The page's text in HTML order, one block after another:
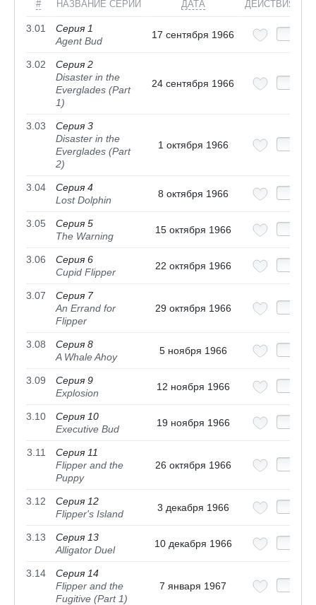
# НАЗВАНИЕ СЕРИИ ДАТА ДЕЙСТВИЯ
3.01
Серия 1
Agent Bud
17 сентября 1966
3.02
Серия 2
Disaster in the
Everglades (Part
1)
24 сентября 1966
3.03
Серия 3
Disaster in the
Everglades (Part
2)
1 октября 1966
3.04
Серия 4
Lost Dolphin
8 октября 1966
3.05
Серия 5
The Warning
15 октября 1966
3.06
Серия 6
Cupid Flipper
22 октября 1966
3.07
Серия 7
An Errand for
Flipper
29 октября 1966
3.08
Серия 8
A Whale Ahoy
5 ноября 1966
3.09
Серия 9
Explosion
12 ноября 1966
3.10
Серия 10
Executive Bud
19 ноября 1966
3.11
Серия 11
Flipper and the
Puppy
26 октября 1966
3.12
Серия 12
Flipper's Island
3 декабря 1966
3.13
Серия 13
Alligator Duel
10 декабря 1966
3.14
Серия 14
Flipper and the
Fugitive (Part 1)
7 января 1967